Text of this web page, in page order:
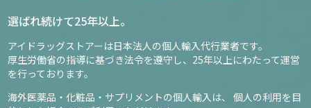
選ばれ続けて25年以上。
アイドラッグストアーは日本法人の個人輸入代行業者です。
厚生労働省の指導に基づき法令を遵守し、 25年以上にわたって運営
を行っております。
海外医薬品・化粧品・サプリメントの個人輸入は、
個人の利用を目